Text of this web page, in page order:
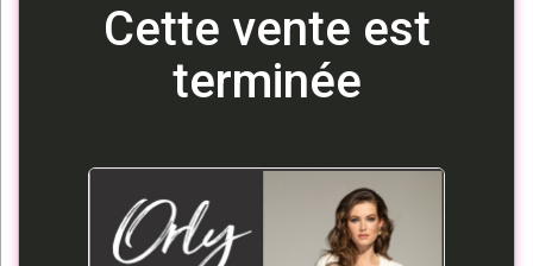
Cette vente est
terminée